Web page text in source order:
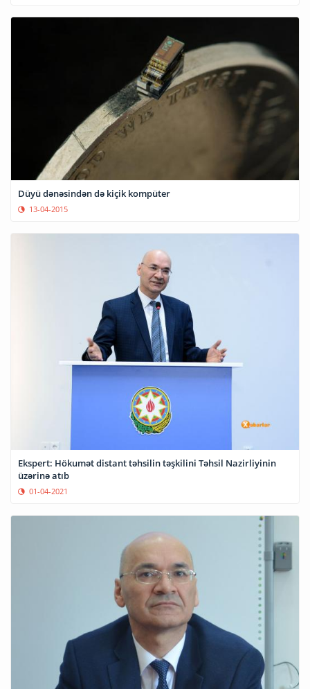
Düyü dənəsindən də kiçik kompüter
13-04-2015
Ekspert: Hökumət distant təhsilin təşkilini Təhsil Nazirliyinin
üzərinə atıb
01-04-2021